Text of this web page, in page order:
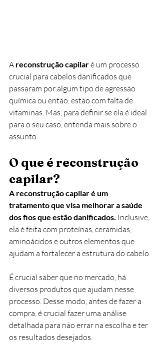
A reconstrução capilar é um processo
crucial para cabelos danificados que
passaram por algum tipo de agressão
química ou então, estão com falta de
vitaminas. Mas, para definir se ela é ideal
para o seu caso, entenda mais sobre o
assunto.
O que é reconstrução
capilar?
A reconstrução capilar é um
tratamento que visa melhorar a saúde
dos fios que estão danificados. Inclusive,
ela é feita com proteínas, ceramidas,
aminoácidos e outros elementos que
ajudam a fortalecer a estrutura do cabelo.
É crucial saber que no mercado, há
diversos produtos que ajudam nesse
processo. Desse modo, antes de fazer a
compra, é crucial fazer uma análise
detalhada para não errar na escolha e ter
os resultados desejados.